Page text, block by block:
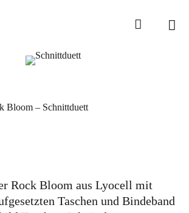
Home
Magazin
Sewalong
Bloom – Schnittduett